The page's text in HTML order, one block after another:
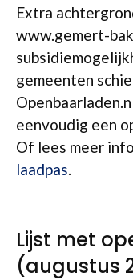
Extra
www.gemert-
gemeenten
eenvoudig een
Of lees meer
laadpas.
Lijst met
(augustus